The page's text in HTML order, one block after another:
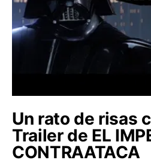
Un rato de risas
Trailer de EL
CONTRAATACA